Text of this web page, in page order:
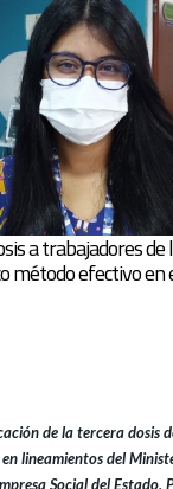
a trabajadores de
método efectivo
de la tercera dosis
lineamientos del
Social del Estado,